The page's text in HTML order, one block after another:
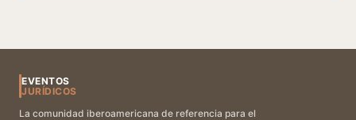
EVENTOS
JURÍDICOS
La comunidad iberoamericana de referencia para el